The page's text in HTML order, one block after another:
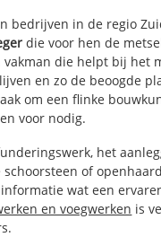
bedrijven in de regio
die voor hen de
die helpt bij het
en zo de beoogde
om een flinke
voor nodig.
het
of
wat een
en voegwerken is